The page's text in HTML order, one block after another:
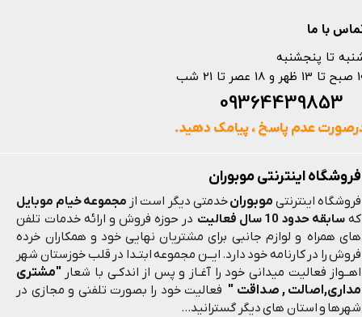
فروشگاه اینترنتی موبوران
فروشگاه اینترنتی موبورانخدمتی دیگر است از مجموعه خیام موبایل
که سابقه حدود 10 سال فعالیت
در حوزه فروش و ارائه خدمات تلفن
های همراه و لوازم جانبی برای مشتریان نهایی خود و همکاران خرده
فروش را در کارنامه خود دارد. ایــن مجموعه ابتـدا در قلب خوزستان شهر
اهــواز فعالیت میدانی خود را آغـاز و پس از اندکـی با شعار "مشتری
مداری,اصالت , صداقت " فعالیت خود را بصورت تلفنی و مجازی در
شهرها و استان های دیگر گسترانید...
با ما
تا پنجشنبه
تا 21 شب
عدم پاسخ ، پیامک دهید.